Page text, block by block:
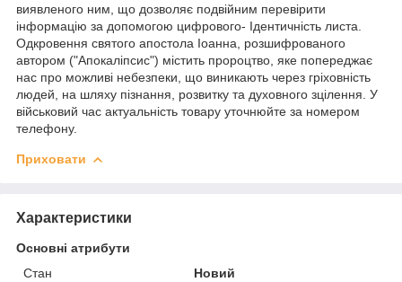
виявленого ним, що дозволяє подвійним перевірити
інформацію за допомогою цифрового- Ідентичність листа.
Одкровення святого апостола Іоанна, розшифрованого
автором ("Апокаліпсис") містить пророцтво, яке попереджає
нас про можливі небезпеки, що виникають через гріховність
людей, на шляху пізнання, розвитку та духовного зцілення. У
військовий час актуальність товару уточнюйте за номером
телефону.
Приховати
Характеристики
Основні атрибути
Стан
Новий